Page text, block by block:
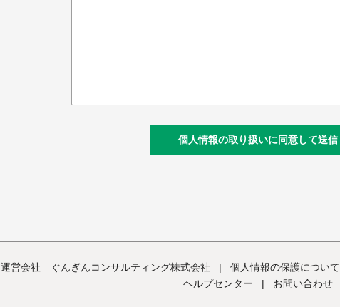
個人情報の取り扱いに同意して送信
運営会社 ぐんぎんコンサルティング株式会社 | 個人情報の保護について
ヘルプセンター
| お問い合わせ